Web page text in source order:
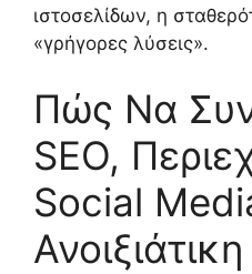
ιστοσελίδων, η
«γρήγορες λύσεις».
Πώς Να
SEO,
Social